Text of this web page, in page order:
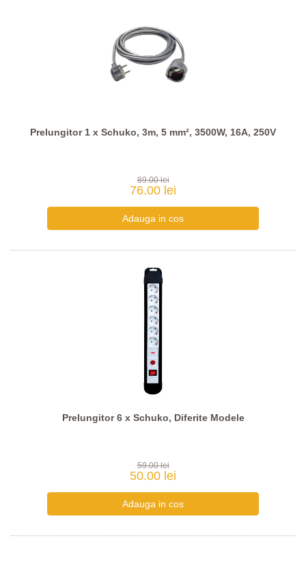
Prelungitor 1 x Schuko, 3m, 5 mm², 3500W, 16A, 250V
89.00 lei
76.00 lei
Prelungitor 6 x Schuko, Diferite Modele
59.00 lei
50.00 lei